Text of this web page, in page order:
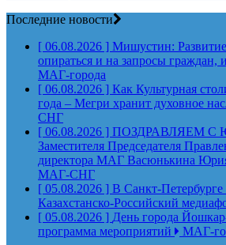
Последние новости
[ 06.08.2026 ] Мишустин:
опираться и на запросы граждан,
МАГ-города
[ 06.08.2026 ] Как Культурная
года – Мегри хранит духовное
СНГ
[ 06.08.2026 ] ПОЗДРАВЛЯЕМ С
Заместителя Председателя
директора МАГ Васюнькина
МАГ-СНГ
[ 05.08.2026 ] В Санкт-Петербурге
Казахстанско-Российский
[ 05.08.2026 ] День города
программа мероприятий
МАГ-